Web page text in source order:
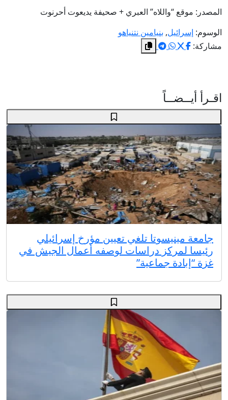
المصدر: موقع “واللاه” العبري + صحيفة يديعوت أحرنوت
الوسوم: إسرائيل, بنيامين نتنياهو
مشاركة:
اقـرأ أيــضــاً
جامعة مينيسوتا تلغي تعيين مؤرخ إسرائيلي
رئيسا لمركز دراسات لوصفه أعمال الجيش في
غزة “إبادة جماعية”